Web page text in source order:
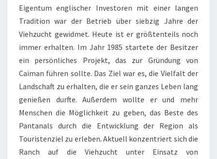
Eigentum englischer Investoren mit einer langen
Tradition war der Betrieb über siebzig Jahre der
Viehzucht gewidmet. Heute ist er größtenteils noch
immer erhalten. Im Jahr 1985 startete der Besitzer
ein persönliches Projekt, das zur Gründung von
Caiman führen sollte. Das Ziel war es, die Vielfalt der
Landschaft zu erhalten, die er sein ganzes Leben lang
genießen durfte. Außerdem wollte er und mehr
Menschen die Möglichkeit zu geben, das Beste des
Pantanals durch die Entwicklung der Region als
Touristenziel zu erleben. Aktuell konzentriert sich die
Ranch auf die Viehzucht unter Einsatz von